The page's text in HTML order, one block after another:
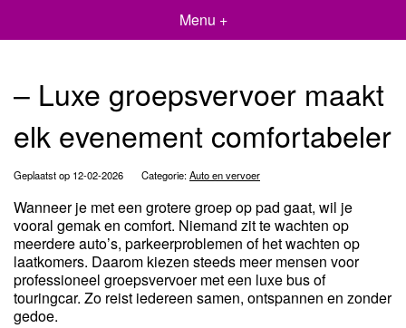
Menu +
– Luxe groepsvervoer maakt
elk evenement comfortabeler
Geplaatst op 12-02-2026 Categorie:Auto en vervoer
Wanneer je met een grotere groep op pad gaat, wil je
vooral gemak en comfort. Niemand zit te wachten op
meerdere auto’s, parkeerproblemen of het wachten op
laatkomers. Daarom kiezen steeds meer mensen voor
professioneel groepsvervoer met een luxe bus of
touringcar. Zo reist iedereen samen, ontspannen en zonder
gedoe.